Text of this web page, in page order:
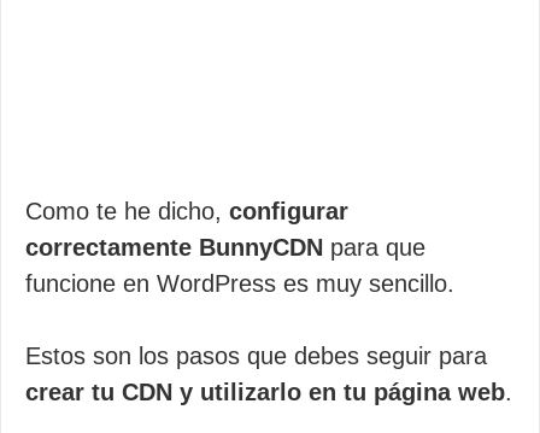
Como te he dicho, configurar
correctamente BunnyCDN para que
funcione en WordPress es muy sencillo.
Estos son los pasos que debes seguir para
crear tu CDN y utilizarlo en tu página web.